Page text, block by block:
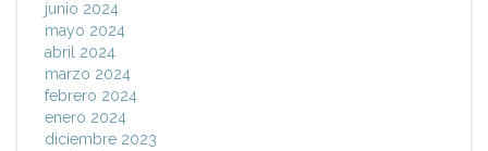
junio 2024
mayo 2024
abril 2024
marzo 2024
febrero 2024
enero 2024
diciembre 2023